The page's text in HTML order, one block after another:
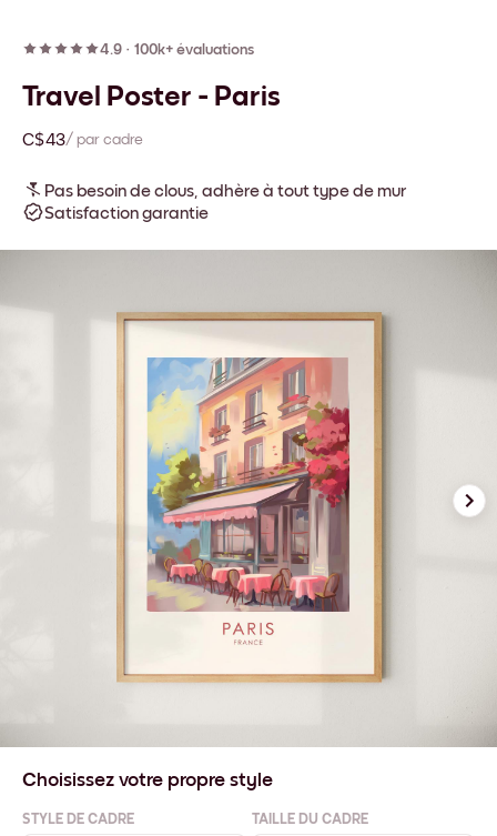
4.9 · 100k+ évaluations
Travel Poster - Paris
C$43/ par cadre
Pas besoin de clous, adhère à tout type de mur
Satisfaction garantie
Choisissez votre propre style
STYLE DE CADRE TAILLE DU CADRE